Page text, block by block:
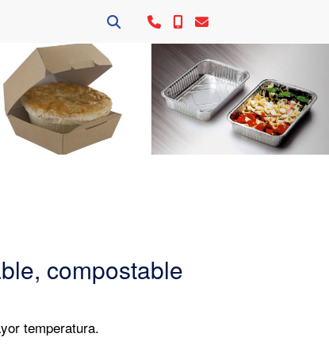
compostable
temperatura.